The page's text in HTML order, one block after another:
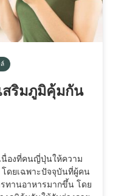
สริมภูมิคุ้มกัน
นื่องที่คนญี่ปุ่นให้ความ
โดยเฉพาะปัจจุบันที่ผู้คน
ทานอาหารมากขึ้น โดย